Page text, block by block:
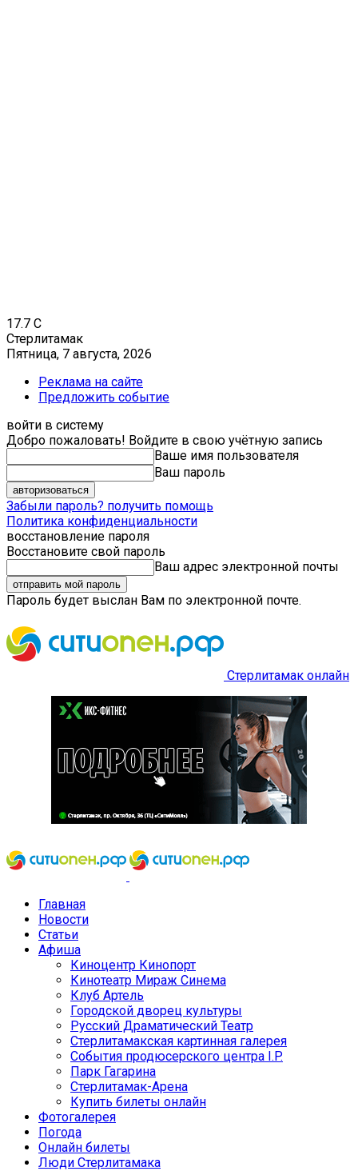
17.7 C
Стерлитамак
Пятница, 7 августа, 2026
Реклама на сайте
Предложить событие
войти в систему
Добро пожаловать! Войдите в свою учётную запись
Ваше имя пользователя
Ваш пароль
Забыли пароль? получить помощь
Политика конфиденциальности
восстановление пароля
Восстановите свой пароль
Ваш адрес электронной почты
Пароль будет выслан Вам по электронной почте.
Стерлитамак онлайн
Главная
Новости
Статьи
Афиша
Киноцентр Кинопорт
Кинотеатр Мираж Синема
Клуб Артель
Городской дворец культуры
Русский Драматический Театр
Стерлитамакская картинная галерея
События продюсерского центра I.P.
Парк Гагарина
Стерлитамак-Арена
Купить билеты онлайн
Фотогалерея
Погода
Онлайн билеты
Люди Стерлитамака